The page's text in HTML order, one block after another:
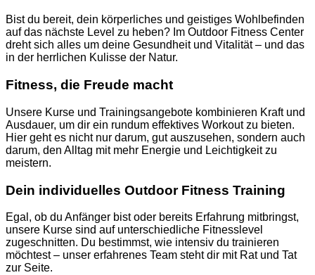
Bist du bereit, dein körperliches und geistiges Wohlbefinden
auf das nächste Level zu heben? Im Outdoor Fitness Center
dreht sich alles um deine Gesundheit und Vitalität – und das
in der herrlichen Kulisse der Natur.
Fitness, die Freude macht
Unsere Kurse und Trainingsangebote kombinieren Kraft und
Ausdauer, um dir ein rundum effektives Workout zu bieten.
Hier geht es nicht nur darum, gut auszusehen, sondern auch
darum, den Alltag mit mehr Energie und Leichtigkeit zu
meistern.
Dein individuelles Outdoor Fitness Training
Egal, ob du Anfänger bist oder bereits Erfahrung mitbringst,
unsere Kurse sind auf unterschiedliche Fitnesslevel
zugeschnitten. Du bestimmst, wie intensiv du trainieren
möchtest – unser erfahrenes Team steht dir mit Rat und Tat
zur Seite.